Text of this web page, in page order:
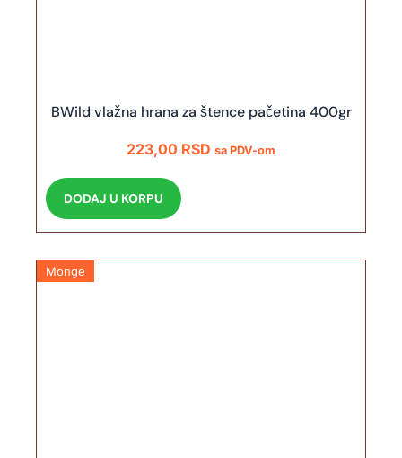
BWild vlažna hrana za štence pačetina 400gr
223,00 RSD sa PDV-om
DODAJ U KORPU
Monge